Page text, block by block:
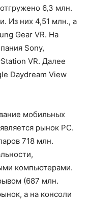
6,3 млн.
Из них 4,51 млн., а
Gear VR. На
Sony,
VR. Далее
Daydream View
мобильных
рынок PC.
718 млн.
компьютерами.
(687 млн.
а на консоли